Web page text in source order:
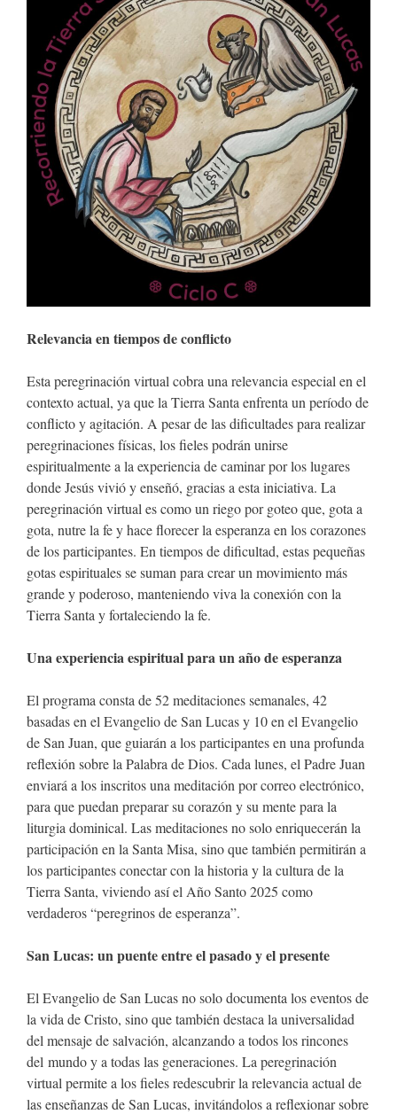
Relevancia en tiempos de conflicto
Esta peregrinación virtual cobra una relevancia especial en el
contexto actual, ya que la Tierra Santa enfrenta un período de
conflicto y agitación. A pesar de las dificultades para realizar
peregrinaciones físicas, los fieles podrán unirse
espiritualmente a la experiencia de caminar por los lugares
donde Jesús vivió y enseñó, gracias a esta iniciativa. La
peregrinación virtual es como un riego por goteo que, gota a
gota, nutre la fe y hace florecer la esperanza en los corazones
de los participantes. En tiempos de dificultad, estas pequeñas
gotas espirituales se suman para crear un movimiento más
grande y poderoso, manteniendo viva la conexión con la
Tierra Santa y fortaleciendo la fe.
Una experiencia espiritual para un año de esperanza
El programa consta de 52 meditaciones semanales, 42
basadas en el Evangelio de San Lucas y 10 en el Evangelio
de San Juan, que guiarán a los participantes en una profunda
reflexión sobre la Palabra de Dios. Cada lunes, el Padre Juan
enviará a los inscritos una meditación por correo electrónico,
para que puedan preparar su corazón y su mente para la
liturgia dominical. Las meditaciones no solo enriquecerán la
participación en la Santa Misa, sino que también permitirán a
los participantes conectar con la historia y la cultura de la
Tierra Santa, viviendo así el Año Santo 2025 como
verdaderos “peregrinos de esperanza”.
San Lucas: un puente entre el pasado y el presente
El Evangelio de San Lucas no solo documenta los eventos de
la vida de Cristo, sino que también destaca la universalidad
del mensaje de salvación, alcanzando a todos los rincones
del mundo y a todas las generaciones. La peregrinación
virtual permite a los fieles redescubrir la relevancia actual de
las enseñanzas de San Lucas, invitándolos a reflexionar sobre